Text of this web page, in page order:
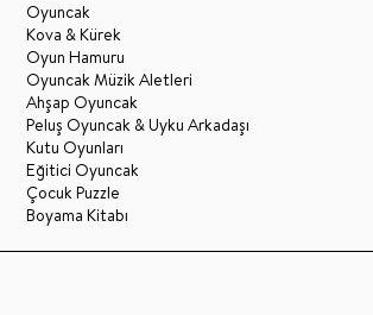
Oyuncak
Kova & Kürek
Oyun Hamuru
Oyuncak Müzik Aletleri
Ahşap Oyuncak
Peluş Oyuncak & Uyku Arkadaşı
Kutu Oyunları
Eğitici Oyuncak
Çocuk Puzzle
Boyama Kitabı